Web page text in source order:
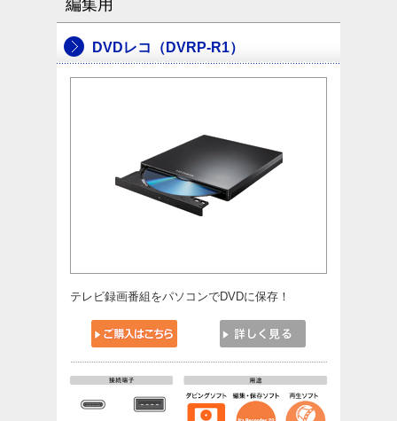
編集用
DVDレコ（DVRP-R1）
テレビ録画番組をパソコンでDVDに保存！